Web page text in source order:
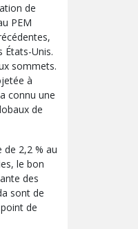
de
PEM
États-Unis.
sommets.
à
connu une
de
de 2,2 % au
le bon
des
sont de
de